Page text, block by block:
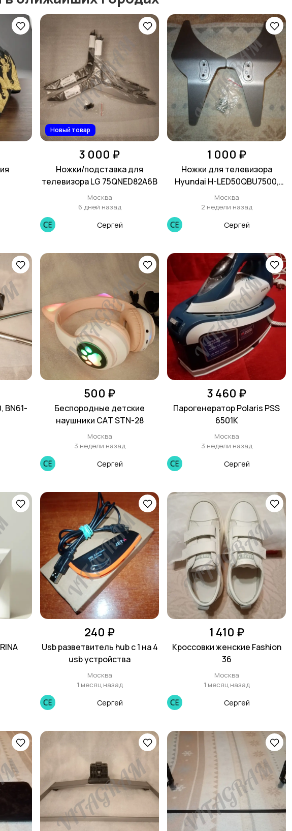
Новый товар
3 000 ₽
Ножки/подставка для
телевизора LG 75QNED82A6B
Москва
6 дней назад
Сергей
1 000 ₽
Ножки для телевизора
Hyundai H-LED50QBU7500,
DYMLL0-00 DYMRL0-00
Москва
2 недели назад
Сергей
BN61-
500 ₽
Беспoрoдные детские
наушники САT SТN-28
Москва
3 недели назад
Сергей
3 460 ₽
Парогенератор Polaris PSS
6501K
Москва
3 недели назад
Сергей
240 ₽
Usb разветвитель hub с 1 на 4
usb устройства
Москва
1 месяц назад
Сергей
1 410 ₽
Кроссовки женские Fashion
36
Москва
1 месяц назад
Сергей